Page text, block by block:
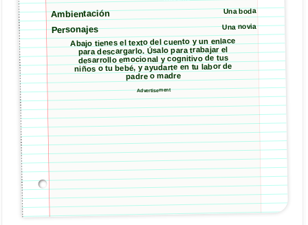
Ambientación Una boda
Personajes Una novia
Abajo tienes el texto del cuento y un enlace
para descargarlo. Úsalo para trabajar el
desarrollo emocional y cognitivo de tus
niños o tu bebé, y ayudarte en tu labor de
padre o madre
Advertisement